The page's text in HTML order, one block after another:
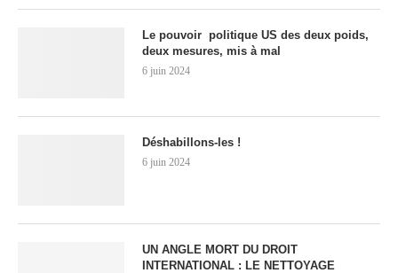
Le pouvoir politique US des deux poids,
deux mesures, mis à mal
6 juin 2024
Déshabillons-les !
6 juin 2024
UN ANGLE MORT DU DROIT
INTERNATIONAL : LE NETTOYAGE